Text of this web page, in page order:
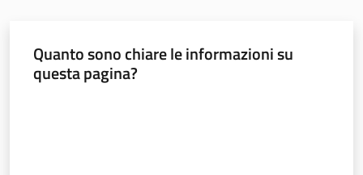
Quanto sono chiare le informazioni su
questa pagina?